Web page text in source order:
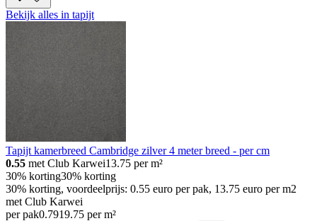
Bekijk alles in tapijt
Tapijt kamerbreed Cambridge zilver 4 meter breed - per cm
0.55 met Club Karwei13.75 per m²
30% korting30% korting
30% korting, voordeelprijs: 0.55 euro per pak, 13.75 euro per m2
met Club Karwei
per pak0.7919.75 per m²